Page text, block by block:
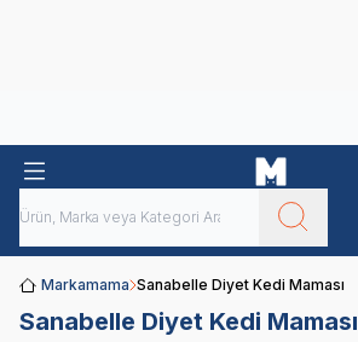
Markamama Sanabelle Diyet Kedi Maması
Sanabelle Diyet Kedi Maması